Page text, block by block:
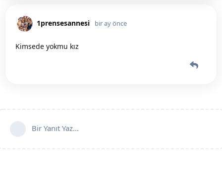
1prensesannesi bir ay önce
Kimsede yokmu kız
Bir Yanıt Yaz...